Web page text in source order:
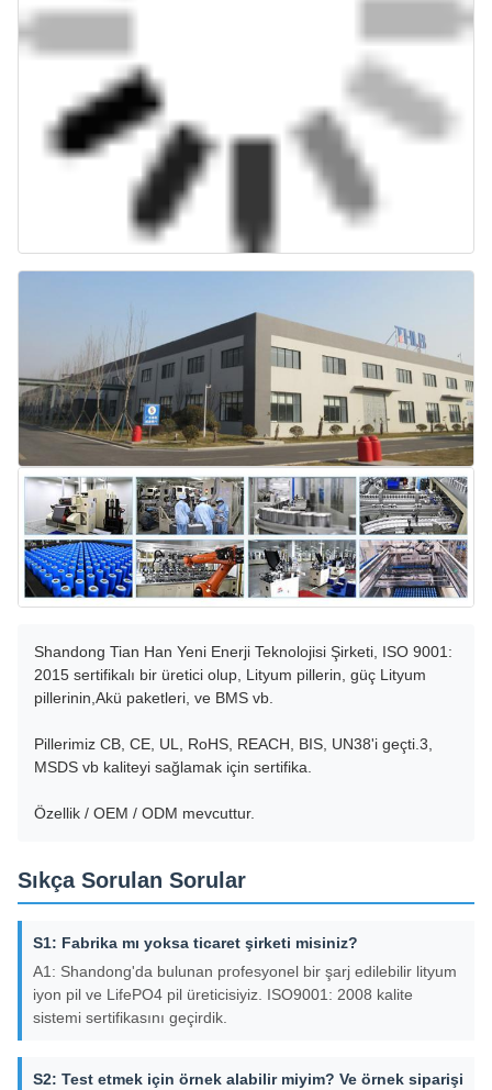
Shandong Tian Han Yeni Enerji Teknolojisi Şirketi, ISO 9001:
2015 sertifikalı bir üretici olup, Lityum pillerin, güç Lityum
pillerinin,Akü paketleri, ve BMS vb.
Pillerimiz CB, CE, UL, RoHS, REACH, BIS, UN38'i geçti.3,
MSDS vb kaliteyi sağlamak için sertifika.
Özellik / OEM / ODM mevcuttur.
Sıkça Sorulan Sorular
S1: Fabrika mı yoksa ticaret şirketi misiniz?
A1: Shandong'da bulunan profesyonel bir şarj edilebilir lityum
iyon pil ve LifePO4 pil üreticisiyiz. ISO9001: 2008 kalite
sistemi sertifikasını geçirdik.
S2: Test etmek için örnek alabilir miyim? Ve örnek siparişi